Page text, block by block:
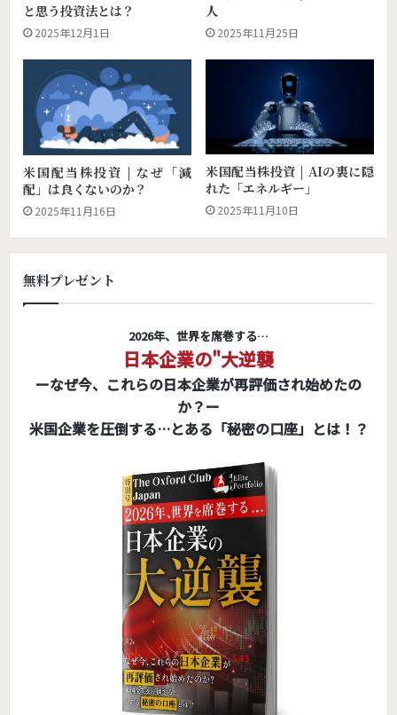
と思う投資法とは？
2025年12月1日
人
2025年11月25日
米国配当株投資 | なぜ「減
配」は良くないのか？
2025年11月16日
米国配当株投資 | AIの裏に隠
れた「エネルギー」
2025年11月10日
無料プレゼント
2026年、世界を席巻する…
日本企業の"大逆襲
ーなぜ今、これらの日本企業が再評価され始めたの
か？ー
米国企業を圧倒する…とある「秘密の口座」とは！？